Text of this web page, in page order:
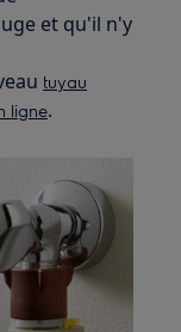
et qu'il n'y
tuyau
ligne.